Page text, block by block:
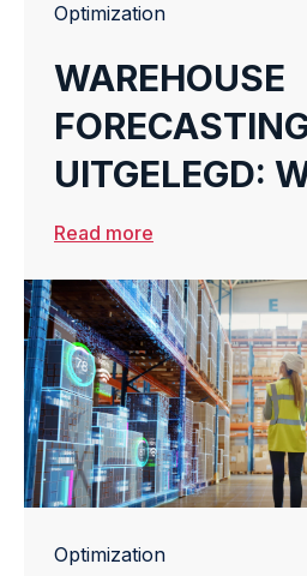
Optimization
WAREHOUSE
UITGELEGD:
EN HOE JE
VERBETEREN
Read more
Optimization